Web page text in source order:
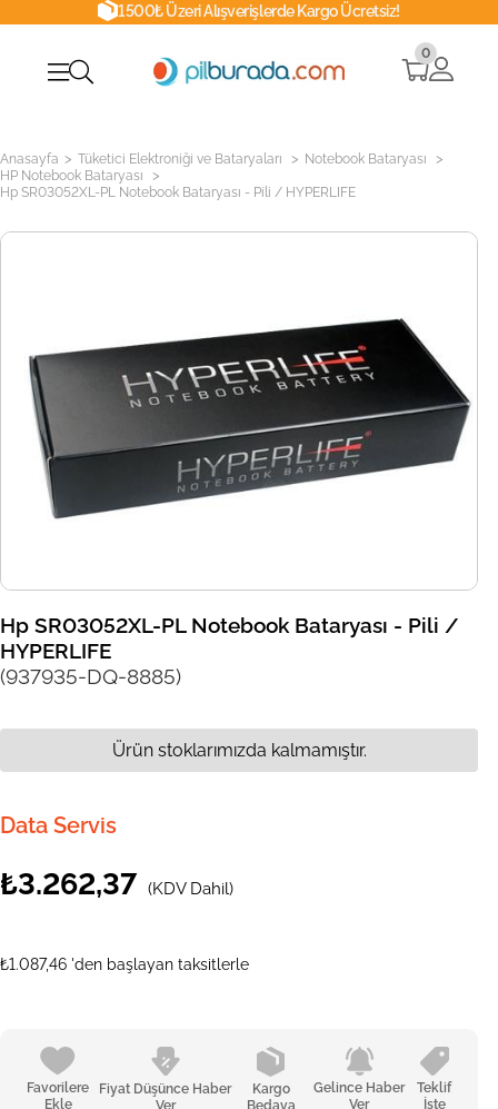
1500₺ Üzeri Alışverişlerde Kargo Ücretsiz!
0
Anasayfa > Tüketici Elektroniği ve Bataryaları > Notebook Bataryası >
HP Notebook Bataryası >
Hp SR03052XL-PL Notebook Bataryası - Pili / HYPERLIFE
Hp SR03052XL-PL Notebook Bataryası - Pili /
HYPERLIFE
(937935-DQ-8885)
Data Servis
₺3.262,37 (KDV Dahil)
₺1.087,46 'den başlayan taksitlerle
Favorilere
Ekle
Fiyat Düşünce Haber
Ver
Kargo
Bedava
Gelince Haber
Ver
Teklif
İste
Ürün stoklarımızda kalmamıştır.